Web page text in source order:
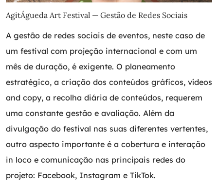
AgitÁgueda Art Festival — Gestão de Redes Sociais
A gestão de redes sociais de eventos, neste caso de
um festival com projeção internacional e com um
mês de duração, é exigente. O planeamento
estratégico, a criação dos conteúdos gráficos, vídeos
and copy, a recolha diária de conteúdos, requerem
uma constante gestão e avaliação. Além da
divulgação do festival nas suas diferentes vertentes,
outro aspecto importante é a cobertura e interação
in loco e comunicação nas principais redes do
projeto: Facebook, Instagram e TikTok.